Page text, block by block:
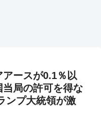
ースが0.1％以
局の許可を得な
ンプ大統領が激